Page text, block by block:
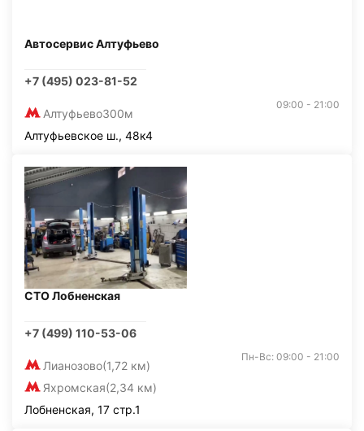
Автосервис Алтуфьево
+7 (495) 023-81-52
Алтуфьево300м
09:00 - 21:00
Алтуфьевское ш., 48к4
СТО Лобненская
+7 (499) 110-53-06
Лианозово(1,72 км)
Яхромская(2,34 км)
Пн-Вс: 09:00 - 21:00
Лобненская, 17 стр.1